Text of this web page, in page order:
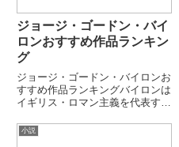
ジョージ・ゴードン・バイ
ロンおすすめ作品ランキン
グ
ジョージ・ゴードン・バイロンお
すすめ作品ランキングバイロンは
イギリス・ロマン主義を代表する
ー」と呼ばれる孤高の人物像を文
小説